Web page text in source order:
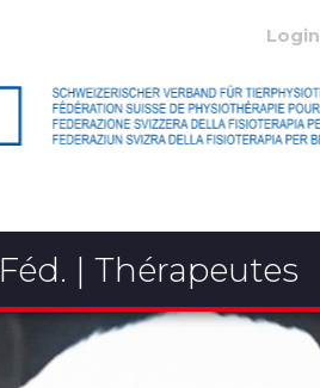
Login
Féd. | Thérapeutes